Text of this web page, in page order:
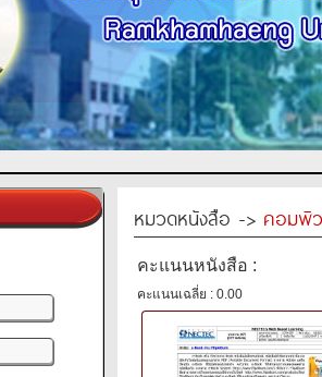
หมวดหนังสือ -> คอมพิ
คะแนนหนังสือ :
คะแนนเฉลี่ย : 0.00